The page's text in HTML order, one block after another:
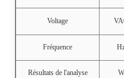
Voltage
Fréquence
Résultats de l'analyse W